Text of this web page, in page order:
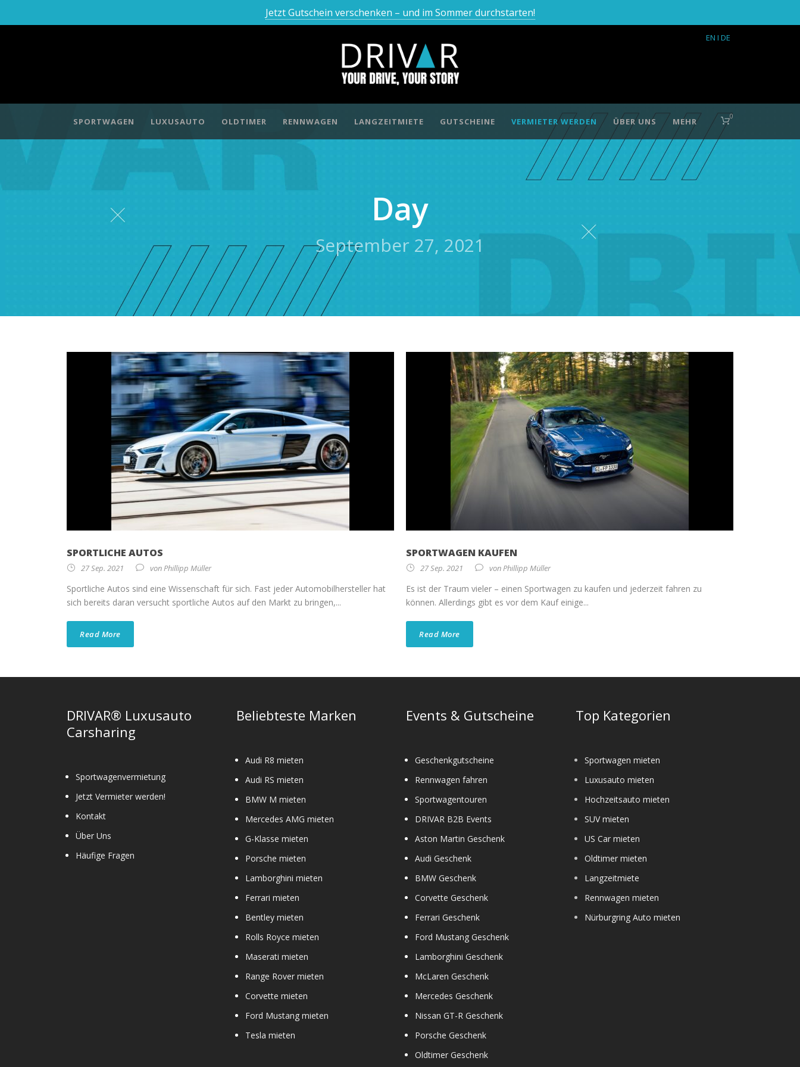
Jetzt Gutschein verschenken – und im Sommer durchstarten!
EN I DE
SPORTWAGEN LUXUSAUTO OLDTIMER RENNWAGEN LANGZEITMIETE GUTSCHEINE VERMIETER WERDEN ÜBER UNS MEHR 0
Day
September 27, 2021
SPORTLICHE AUTOS
27 Sep. 2021 vonPhillipp Müller
Sportliche Autos sind eine Wissenschaft für sich. Fast jeder Automobilhersteller hat
sich bereits daran versucht sportliche Autos auf den Markt zu bringen,...
Read More
SPORTWAGEN KAUFEN
27 Sep. 2021 vonPhillipp Müller
Es ist der Traum vieler – einen Sportwagen zu kaufen und jederzeit fahren zu
können. Allerdings gibt es vor dem Kauf einige...
Read More
DRIVAR® Luxusauto
Carsharing
Sportwagenvermietung
Jetzt Vermieter werden!
Kontakt
Über Uns
Häufige Fragen
Beliebteste Marken
Audi R8 mieten
Audi RS mieten
BMW M mieten
Mercedes AMG mieten
G-Klasse mieten
Porsche mieten
Lamborghini mieten
Ferrari mieten
Bentley mieten
Rolls Royce mieten
Maserati mieten
Range Rover mieten
Corvette mieten
Ford Mustang mieten
Tesla mieten
Events & Gutscheine
Geschenkgutscheine
Rennwagen fahren
Sportwagentouren
DRIVAR B2B Events
Aston Martin Geschenk
Audi Geschenk
BMW Geschenk
Corvette Geschenk
Ferrari Geschenk
Ford Mustang Geschenk
Lamborghini Geschenk
McLaren Geschenk
Mercedes Geschenk
Nissan GT-R Geschenk
Porsche Geschenk
Oldtimer Geschenk
Top Kategorien
Sportwagen mieten
Luxusauto mieten
Hochzeitsauto mieten
SUV mieten
US Car mieten
Oldtimer mieten
Langzeitmiete
Rennwagen mieten
Nürburgring Auto mieten